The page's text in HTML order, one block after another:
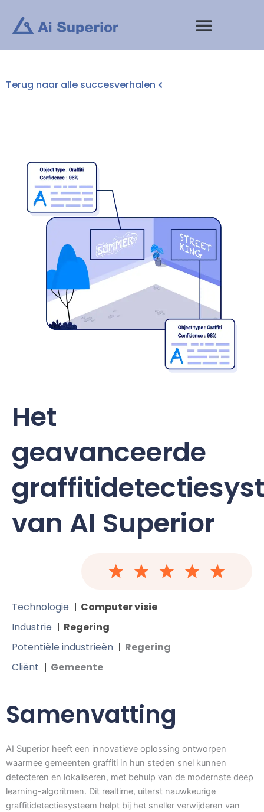
inhoud
Terug naar alle succesverhalen
Het
geavanceerde
van AI Superior
Technologie
Computer visie
Industrie
Regering
Potentiële industrieën
Regering
Cliënt
Gemeente
Samenvatting
AI Superior heeft een innovatieve oplossing ontworpen
waarmee gemeenten graffiti in hun steden snel kunnen
detecteren en lokaliseren, met behulp van de modernste deep
learning-algoritmen. Dit realtime, uiterst nauwkeurige
graffitidetectiesysteem helpt bij het sneller verwijderen van